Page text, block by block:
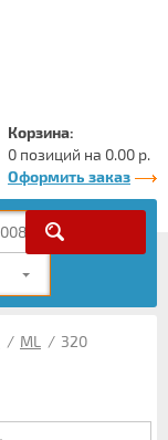
Корзина:
0 позиций на 0.00 р.
Оформить заказ
/ ML / 320